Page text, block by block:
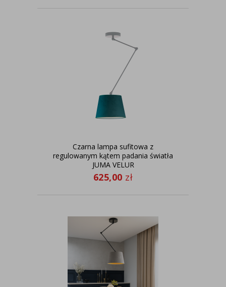
Czarna lampa sufitowa z
regulowanym kątem padania światła
JUMA VELUR
625,00 zł